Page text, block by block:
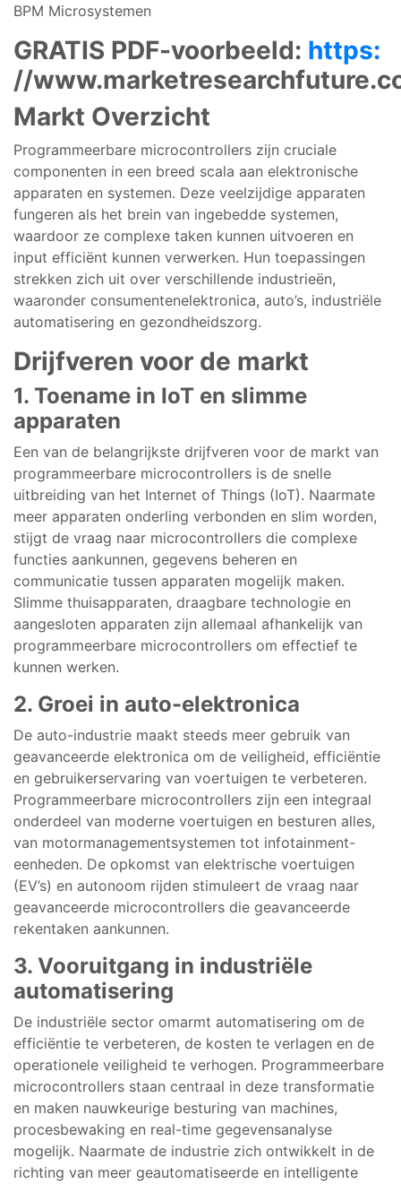
BPM Microsystemen
GRATIS PDF-voorbeeld: https:
//
Markt Overzicht
Programmeerbare microcontrollers zijn cruciale
componenten in een breed scala aan elektronische
apparaten en systemen. Deze veelzijdige apparaten
fungeren als het brein van ingebedde systemen,
waardoor ze complexe taken kunnen uitvoeren en
input efficiënt kunnen verwerken. Hun toepassingen
strekken zich uit over verschillende industrieën,
waaronder consumentenelektronica, auto’s, industriële
automatisering en gezondheidszorg.
Drijfveren voor de markt
1. Toename in IoT en slimme
apparaten
Een van de belangrijkste drijfveren voor de markt van
programmeerbare microcontrollers is de snelle
uitbreiding van het Internet of Things (IoT). Naarmate
meer apparaten onderling verbonden en slim worden,
stijgt de vraag naar microcontrollers die complexe
functies aankunnen, gegevens beheren en
communicatie tussen apparaten mogelijk maken.
Slimme thuisapparaten, draagbare technologie en
aangesloten apparaten zijn allemaal afhankelijk van
programmeerbare microcontrollers om effectief te
kunnen werken.
2. Groei in auto-elektronica
De auto-industrie maakt steeds meer gebruik van
geavanceerde elektronica om de veiligheid, efficiëntie
en gebruikerservaring van voertuigen te verbeteren.
Programmeerbare microcontrollers zijn een integraal
onderdeel van moderne voertuigen en besturen alles,
van motormanagementsystemen tot infotainment-
eenheden. De opkomst van elektrische voertuigen
(EV’s) en autonoom rijden stimuleert de vraag naar
geavanceerde microcontrollers die geavanceerde
rekentaken aankunnen.
3. Vooruitgang in industriële
automatisering
De industriële sector omarmt automatisering om de
efficiëntie te verbeteren, de kosten te verlagen en de
operationele veiligheid te verhogen. Programmeerbare
microcontrollers staan centraal in deze transformatie
en maken nauwkeurige besturing van machines,
procesbewaking en real-time gegevensanalyse
mogelijk. Naarmate de industrie zich ontwikkelt in de
richting van meer geautomatiseerde en intelligente